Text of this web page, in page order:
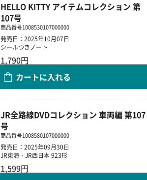
HELLO KITTY アイテムコレクション 第
107号
商品番号1008530107000000
発売日：2025年10月07日
シールつきノート
1,790円
カートに入れる
JR全路線DVDコレクション 車両編 第107
号
商品番号1008580107000000
発売日：2025年09月30日
JR東海・JR西日本 923形
1,599円